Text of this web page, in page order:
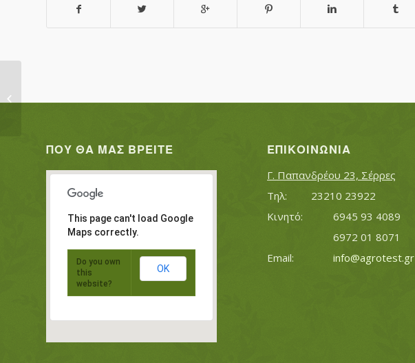
ΠΟΥ ΘΑ ΜΑΣ ΒΡΕΊΤΕ
This page can't load Google
Maps correctly.
Do you own
this
website?
OK
ΕΠΙΚΟΙΝΩΝΊΑ
Γ. Παπανδρέου 23, Σέρρες
Τηλ:		23210 23922
Κινητό:		6945 93 4089
			6972 01 8071
info@agrotest.gr
ΠΑΝΑΓΙΩΤΑ